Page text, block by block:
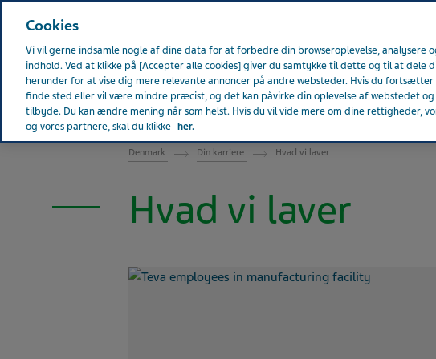
Teva Worldwide
DENMARK
Denmark Din karriere Hvad vi laver
Hvad vi laver
Cookies
Vi vil gerne indsamle nogle af dine data for at forbedre din browseroplevelse, analysere
indhold. Ved at klikke på [Accepter alle cookies] giver du samtykke til dette og til at dele
herunder for at vise dig mere relevante annoncer på andre websteder. Hvis du
finde sted eller vil være mindre præcist, og det kan påvirke din oplevelse af webstedet
tilbyde. Du kan ændre mening når som helst. Hvis du vil vide mere om dine rettigheder,
og vores partnere, skal du klikke her.